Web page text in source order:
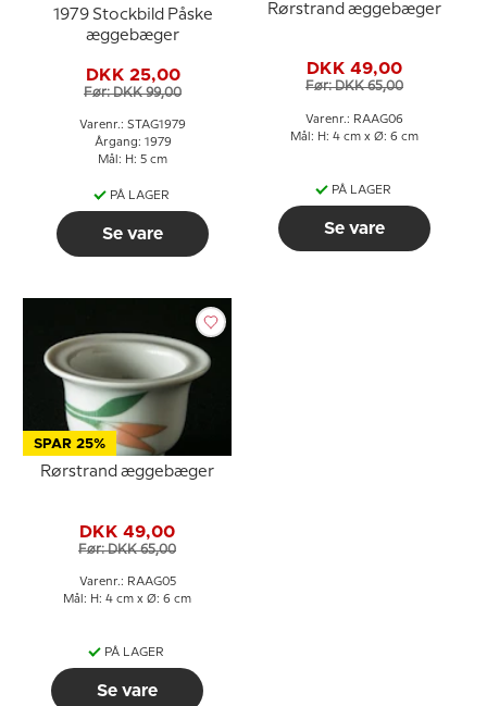
1979 Stockbild Påske
æggebæger
DKK 25,00
Før: DKK 99,00
Varenr.: STAG1979
Årgang: 1979
Mål: H: 5 cm
PÅ LAGER
Se vare
Rørstrand æggebæger
DKK 49,00
Før: DKK 65,00
Varenr.: RAAG06
Mål: H: 4 cm x Ø: 6 cm
PÅ LAGER
Se vare
SPAR 25%
Rørstrand æggebæger
DKK 49,00
Før: DKK 65,00
Varenr.: RAAG05
Mål: H: 4 cm x Ø: 6 cm
PÅ LAGER
Se vare